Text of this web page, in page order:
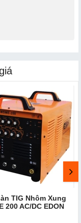
TIG Nhôm Xung
200 AC/DC EDON